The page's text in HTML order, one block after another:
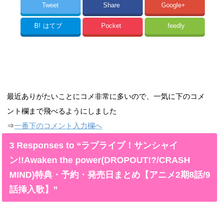
Tweet Share Google+
B! はてブ Pocket feedly
最近ありがたいことにコメ非常に多いので、一気に下のコメ
ント欄まで飛べるようにしました
⇒一番下のコメント入力欄へ
3 Responses to “ラブライブ！サンシャイ
ン!!Awaken the power(DROPOUT!?/CRASH
MIND)特典・予約・発売日まとめ【アニメ2期8話/9
話挿入歌】”